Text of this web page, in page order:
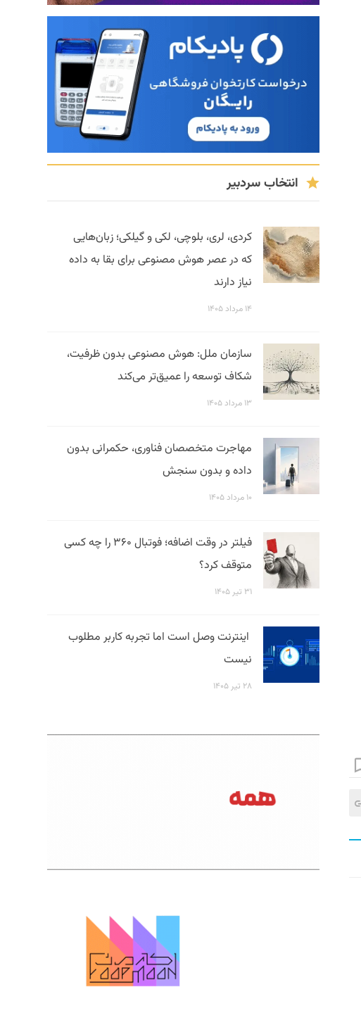
انتخاب سردبیر
کردی، لری، بلوچی، لکی و گیلکی؛ زبان‌هایی
که در عصر هوش مصنوعی برای بقا به داده
نیاز دارند
۱۴ مرداد ۱۴۰۵
سازمان ملل: هوش مصنوعی بدون ظرفیت،
شکاف توسعه را عمیق‌تر می‌کند
۱۳ مرداد ۱۴۰۵
مهاجرت متخصصان فناوری، حکمرانی بدون
داده و بدون سنجش
۱۰ مرداد ۱۴۰۵
فیلتر در وقت اضافه؛ فوتبال ۳۶۰ را چه کسی
متوقف کرد؟
۳۱ تیر ۱۴۰۵
اینترنت وصل است اما تجربه کاربر مطلوب
نیست
۲۸ تیر ۱۴۰۵